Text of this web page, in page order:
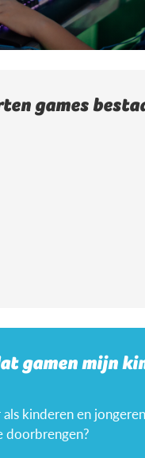
games
gamen mijn
kinderen en
doorbrengen?